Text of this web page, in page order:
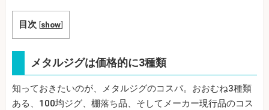
目次 [show]
メタルジグは価格的に3種類
知っておきたいのが、メタルジグのコスパ。おおむね3種類
ある、100均ジグ、棚落ち品、そしてメーカー現行品のコス